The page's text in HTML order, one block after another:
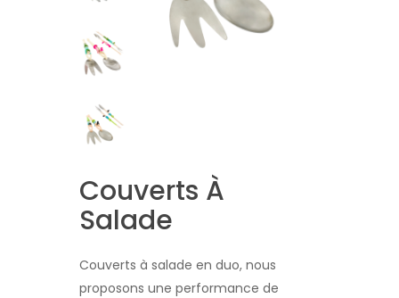
Couverts À
Salade
Couverts à salade en duo, nous
proposons une performance de